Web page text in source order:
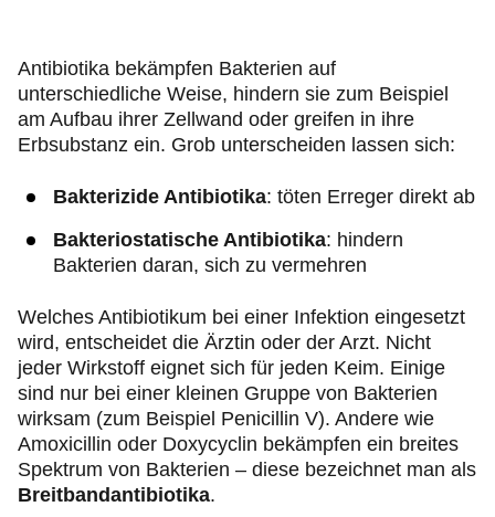
Antibiotika bekämpfen Bakterien auf
unterschiedliche Weise, hindern sie zum Beispiel
am Aufbau ihrer Zellwand oder greifen in ihre
Erbsubstanz ein. Grob unterscheiden lassen sich:
Bakterizide Antibiotika: töten Erreger direkt ab
Bakteriostatische Antibiotika: hindern
Bakterien daran, sich zu vermehren
Welches Antibiotikum bei einer Infektion eingesetzt
wird, entscheidet die Ärztin oder der Arzt. Nicht
jeder Wirkstoff eignet sich für jeden Keim. Einige
sind nur bei einer kleinen Gruppe von Bakterien
wirksam (zum Beispiel Penicillin V). Andere wie
Amoxicillin oder Doxycyclin bekämpfen ein breites
Spektrum von Bakterien – diese bezeichnet man als
Breitbandantibiotika.